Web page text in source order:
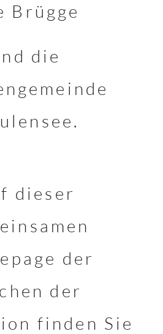
Brügge
die
dieser
der
der
finden Sie